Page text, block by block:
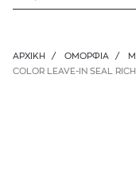
ΑΡΧΙΚΉ / ΟΜΟΡΦΙΑ /
COLOR LEAVE-IN SEAL RICH